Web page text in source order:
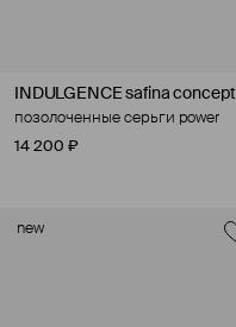
INDULGENCE safina concept
позолоченные серьги power
14 200 ₽
new